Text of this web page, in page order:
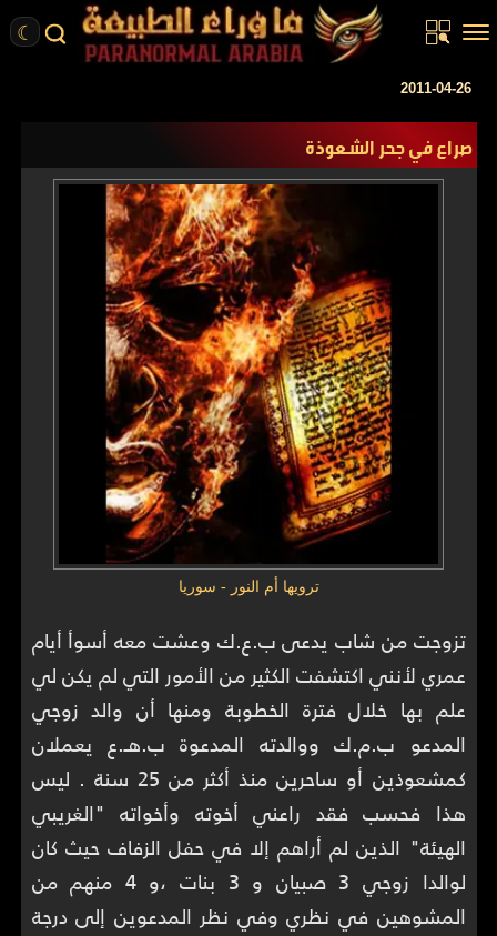
☾
الرئيسية
قصص واقعية
2011-04-26
صراع في جحر الشعوذة
ترويها أم النور - سوريا
تزوجت من شاب يدعى ب.ع.ك وعشت معه أسوأ أيام
عمري لأنني اكتشفت الكثير من الأمور التي لم يكن لي
علم بها خلال فترة الخطوبة ومنها أن والد زوجي
المدعو ب.م.ك ووالدته المدعوة ب.هـ.ع يعملان
كمشعوذين أو ساحرين منذ أكثر من 25 سنة . ليس
هذا فحسب فقد راعني أخوته وأخواته "الغريبي
الهيئة" الذين لم أراهم إلا في حفل الزفاف حيث كان
لوالدا زوجي 3 صبيان و 3 بنات ،و 4 منهم من
المشوهين في نظري وفي نظر المدعوين إلى درجة